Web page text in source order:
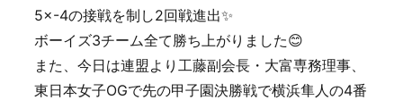
5×-4の接戦を制し2回戦進出✨
ボーイズ3チーム全て勝ち上がりました😊
また、今日は連盟より工藤副会長・大富専務理事、
東日本女子OGで先の甲子園決勝戦で横浜隼人の4番